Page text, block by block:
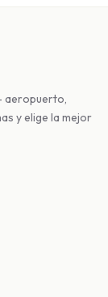
aeropuerto,
y elige la mejor